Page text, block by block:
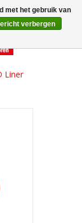
Liner
met het gebruik van
verbergen